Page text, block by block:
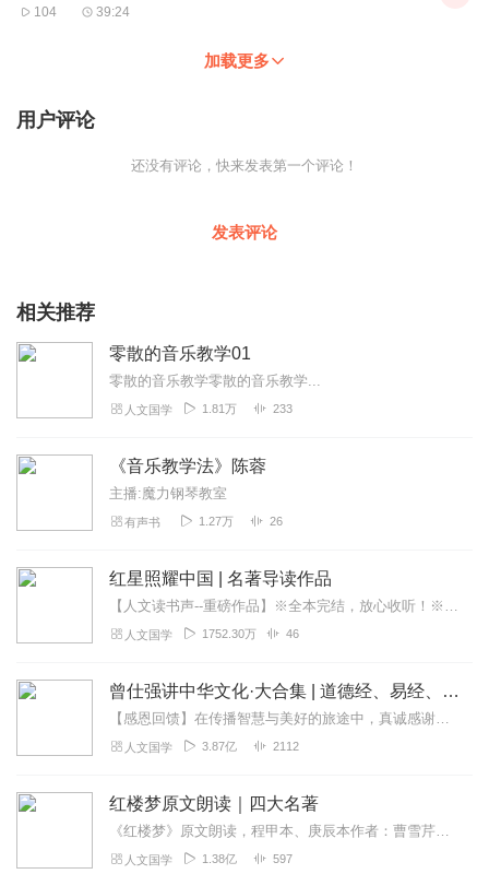
104 39:24
加载更多
用户评论
还没有评论，快来发表第一个评论！
发表评论
相关推荐
零散的音乐教学01
零散的音乐教学零散的音乐教学...
人文国学 1.81万 233
《音乐教学法》陈蓉
主播:魔力钢琴教室
有声书 1.27万 26
红星照耀中国 | 名著导读作品
【人文读书声--重磅作品】※全本完结，放心收听！※八年级（上）语文教科书名著导读指定作品，同名有声书！※著名翻译家董乐山先生权威中文译本！※人民文学出版...
人文国学 1752.30万 46
曾仕强讲中华文化·大合集 | 道德经、易经、三国演义中的国学
【感恩回馈】在传播智慧与美好的旅途中，真诚感谢每一位伙伴的温暖陪伴与鼎力支持！欢迎曾仕强学堂粉丝听友们入群交流，更多新鲜玩法和福利活动等你！添加微信：zengf...
人文国学 3.87亿 2112
红楼梦原文朗读｜四大名著
《红楼梦》原文朗读，程甲本、庚辰本作者：曹雪芹，朗读：白云出岫、蓝色百合《红楼梦》程甲本和庚辰本是该书两大重要版本。程甲本由程伟元和高鹗于乾隆五十六年（1791...
人文国学 1.38亿 597